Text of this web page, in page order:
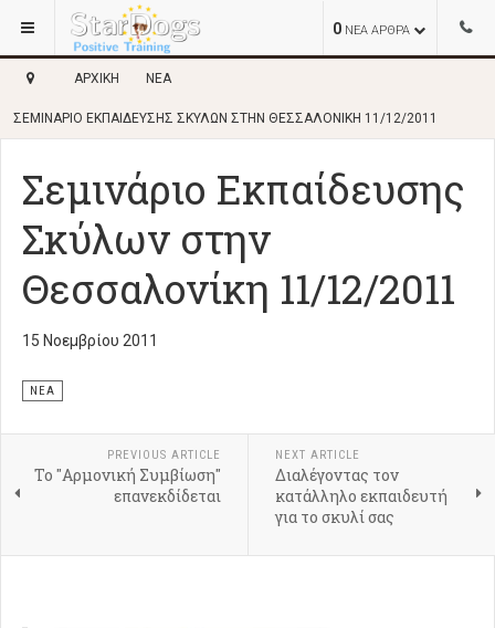
0 ΝΕΑ ΑΡΘΡΑ
ΑΡΧΙΚΉ ΝΈΑ
ΣΕΜΙΝΆΡΙΟ ΕΚΠΑΊΔΕΥΣΗΣ ΣΚΎΛΩΝ ΣΤΗΝ ΘΕΣΣΑΛΟΝΊΚΗ 11/12/2011
Σεμινάριο Εκπαίδευσης
Σκύλων στην
Θεσσαλονίκη 11/12/2011
15 Νοεμβρίου 2011
ΝΈΑ
PREVIOUS ARTICLE
To "Αρμονική Συμβίωση"
επανεκδίδεται
NEXT ARTICLE
Διαλέγοντας τον
κατάλληλο εκπαιδευτή
για το σκυλί σας